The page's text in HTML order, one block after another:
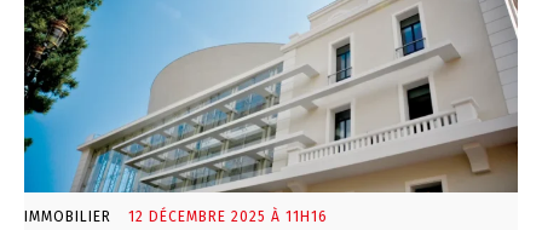
IMMOBILIER 12 DÉCEMBRE 2025 À 11H16